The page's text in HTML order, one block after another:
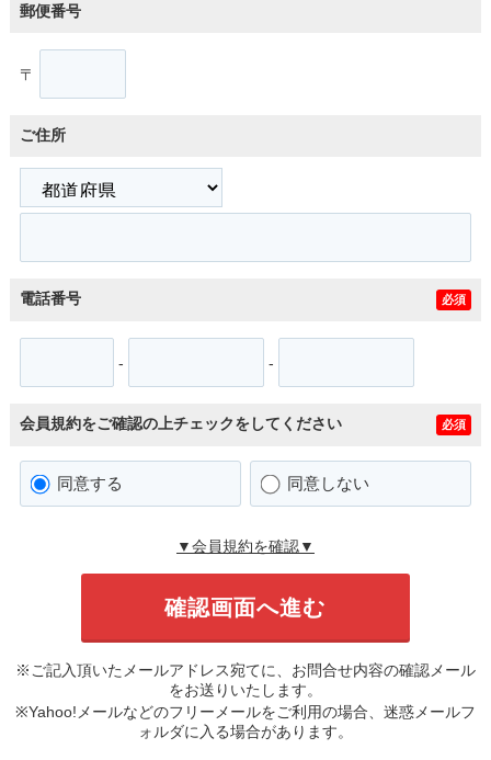
郵便番号
〒
ご住所
電話番号 必須
- -
会員規約をご確認の上チェックをしてください 必須
同意する 同意しない
▼会員規約を確認▼
※ご記入頂いたメールアドレス宛てに、お問合せ内容の確認メール
をお送りいたします。
※Yahoo!メールなどのフリーメールをご利用の場合、迷惑メールフ
ォルダに入る場合があります。